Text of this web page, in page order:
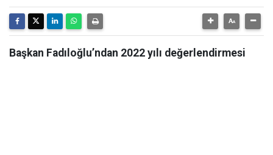
Başkan Fadıloğlu’ndan 2022 yılı değerlendirmesi